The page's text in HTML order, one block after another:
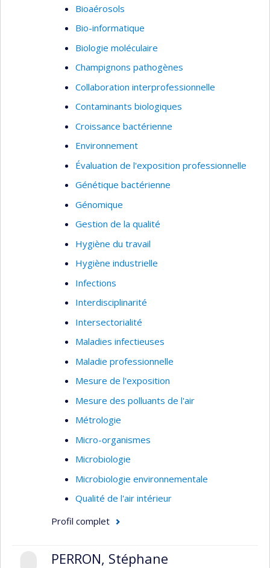
Bioaérosols
Bio-informatique
Biologie moléculaire
Champignons pathogènes
Collaboration interprofessionnelle
Contaminants biologiques
Croissance bactérienne
Environnement
Évaluation de l'exposition professionnelle
Génétique bactérienne
Génomique
Gestion de la qualité
Hygiène du travail
Hygiène industrielle
Infections
Interdisciplinarité
Intersectorialité
Maladies infectieuses
Maladie professionnelle
Mesure de l'exposition
Mesure des polluants de l'air
Métrologie
Micro-organismes
Microbiologie
Microbiologie environnementale
Qualité de l'air intérieur
Profil complet
PERRON, Stéphane